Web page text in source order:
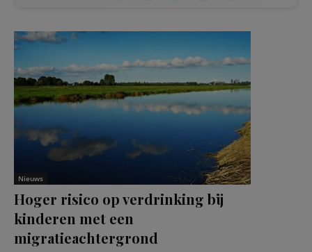
Nieuws
Hoger risico op verdrinking bij
kinderen met een
migratieachtergrond